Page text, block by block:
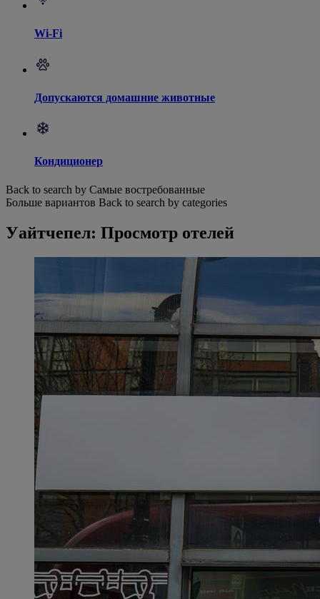
Wi-Fi
Допускаются домашние животные
Кондиционер
Back to search by Самые востребованные
Больше вариантов Back to search by categories
Уайтчепел: Просмотр отелей